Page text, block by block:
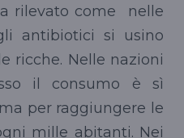
rilevato come nelle
antibiotici si usino
ricche. Nelle nazioni
il consumo è sì
per raggiungere le
mille abitanti. Nei